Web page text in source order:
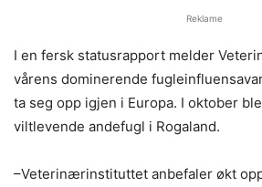
Reklame
I en fersk statusrapport melder
vårens dominerende
ta seg opp igjen i Europa. I oktober
viltlevende andefugl i Rogaland.
–Veterinærinstituttet anbefaler økt